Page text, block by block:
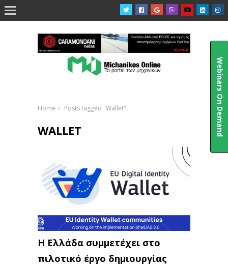

Home Posts tagged "Wallet"
WALLET
Η Ελλάδα συμμετέχει στο
πιλοτικό έργο δημιουργίας
Webinars On Demand